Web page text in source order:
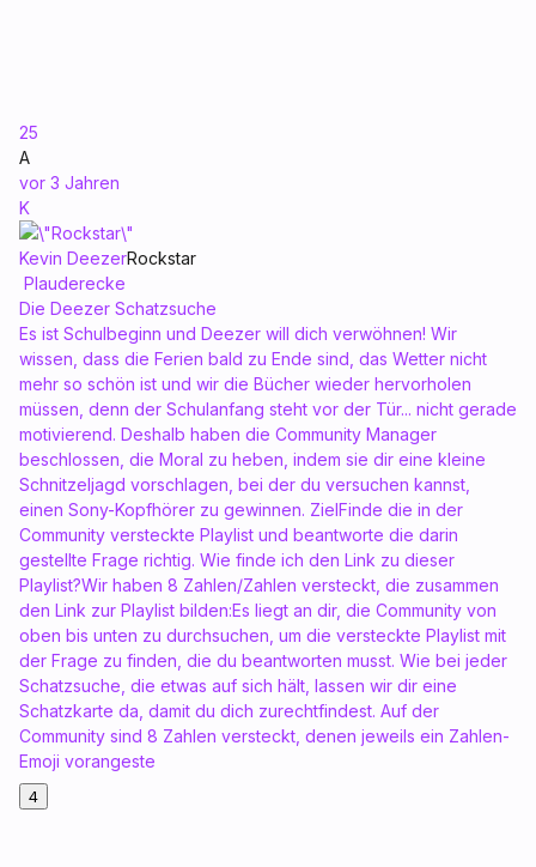
25
A
vor 3 Jahren
K
Kevin DeezerRockstar
Plauderecke
Die Deezer Schatzsuche
Es ist Schulbeginn und Deezer will dich verwöhnen! Wir
wissen, dass die Ferien bald zu Ende sind, das Wetter nicht
mehr so schön ist und wir die Bücher wieder hervorholen
müssen, denn der Schulanfang steht vor der Tür... nicht gerade
motivierend. Deshalb haben die Community Manager
beschlossen, die Moral zu heben, indem sie dir eine kleine
Schnitzeljagd vorschlagen, bei der du versuchen kannst,
einen Sony-Kopfhörer zu gewinnen. ZielFinde die in der
Community versteckte Playlist und beantworte die darin
gestellte Frage richtig. Wie finde ich den Link zu dieser
Playlist?Wir haben 8 Zahlen/Zahlen versteckt, die zusammen
den Link zur Playlist bilden:Es liegt an dir, die Community von
oben bis unten zu durchsuchen, um die versteckte Playlist mit
der Frage zu finden, die du beantworten musst. Wie bei jeder
Schatzsuche, die etwas auf sich hält, lassen wir dir eine
Schatzkarte da, damit du dich zurechtfindest. Auf der
Community sind 8 Zahlen versteckt, denen jeweils ein Zahlen-
Emoji vorangeste
4